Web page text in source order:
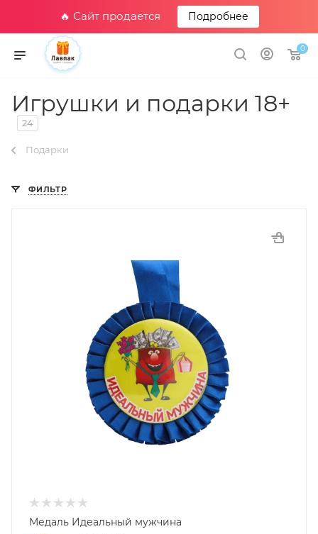
🔥 Сайт продается Подробнее
0
Игрушки и подарки 18+
24
Подарки
ФИЛЬТР
Медаль Идеальный мужчина